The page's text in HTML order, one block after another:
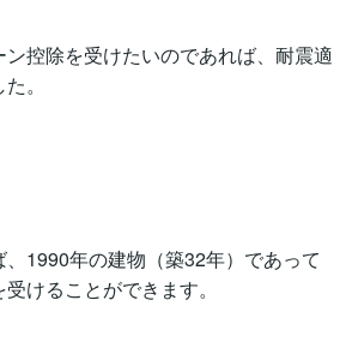
控除を受けたいのであれば、耐震適
。
、1990年の建物（築32年）であって
けることができます。